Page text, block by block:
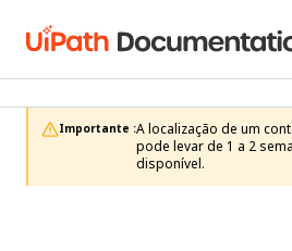
Importante :A localização de um
pode levar de 1 a 2
disponível.